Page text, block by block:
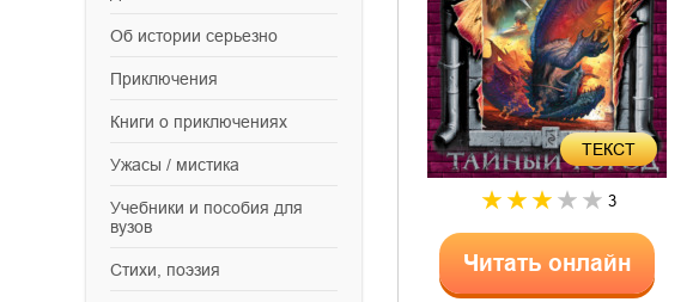
об истории серьезно
приключения
книги о приключениях
ужасы / мистика
учебники и пособия для
вузов
cтихи, поэзия
ТЕКСТ
3
Читать онлайн